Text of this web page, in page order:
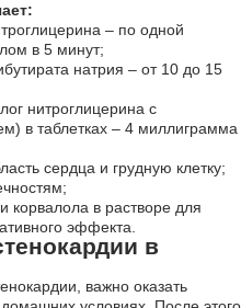
– по одной
в 5 минут;
натрия – от 10 до 15
нитроглицерина с
в таблетках – 4 миллиграмма
сердца и грудную клетку;
корвалола в растворе для
эффекта.
в
важно оказать